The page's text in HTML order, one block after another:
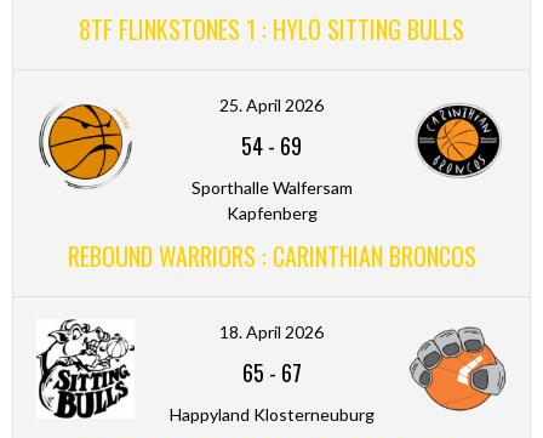
8TF FLINKSTONES 1 : HYLO SITTING BULLS
25. April 2026
54- 69
Sporthalle Walfersam
Kapfenberg
REBOUND WARRIORS : CARINTHIAN BRONCOS
18. April 2026
65 - 67
Happyland Klosterneuburg